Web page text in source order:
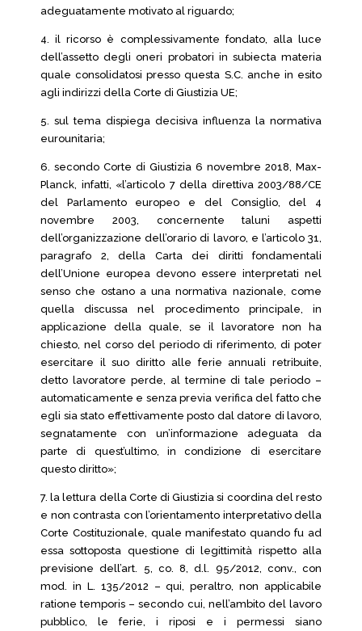
adeguatamente motivato al riguardo;
4. il ricorso è complessivamente fondato, alla luce
dell’assetto degli oneri probatori in subiecta materia
quale consolidatosi presso questa S.C. anche in esito
agli indirizzi della Corte di Giustizia UE;
5. sul tema dispiega decisiva influenza la normativa
eurounitaria;
6. secondo Corte di Giustizia 6 novembre 2018, Max-
Planck, infatti, «l’articolo 7 della direttiva 2003/88/CE
del Parlamento europeo e del Consiglio, del 4
novembre 2003, concernente taluni aspetti
dell’organizzazione dell’orario di lavoro, e l’articolo 31,
paragrafo 2, della Carta dei diritti fondamentali
dell’Unione europea devono essere interpretati nel
senso che ostano a una normativa nazionale, come
quella discussa nel procedimento principale, in
applicazione della quale, se il lavoratore non ha
chiesto, nel corso del periodo di riferimento, di poter
esercitare il suo diritto alle ferie annuali retribuite,
detto lavoratore perde, al termine di tale periodo –
automaticamente e senza previa verifica del fatto che
egli sia stato effettivamente posto dal datore di lavoro,
segnatamente con un’informazione adeguata da
parte di quest’ultimo, in condizione di esercitare
questo diritto»;
7. la lettura della Corte di Giustizia si coordina del resto
e non contrasta con l’orientamento interpretativo della
Corte Costituzionale, quale manifestato quando fu ad
essa sottoposta questione di legittimità rispetto alla
previsione dell’art. 5, co. 8, d.l. 95/2012, conv., con
mod. in L. 135/2012 – qui, peraltro, non applicabile
ratione temporis – secondo cui, nell’ambito del lavoro
pubblico, le ferie, i riposi e i permessi siano